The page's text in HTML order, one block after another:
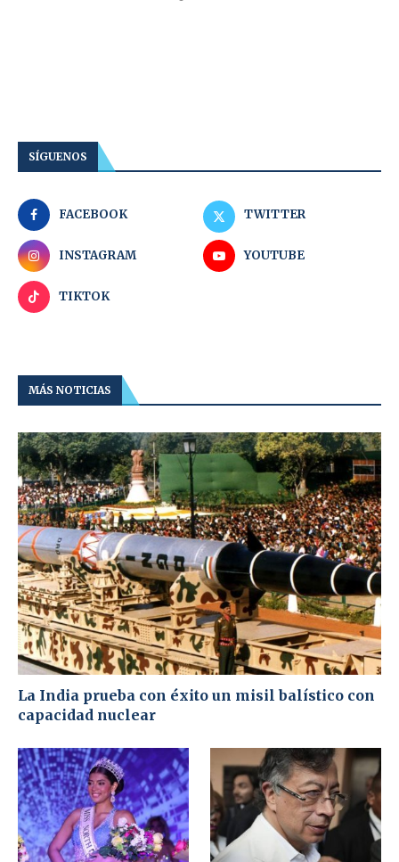
SÍGUENOS
FACEBOOK TWITTER
INSTAGRAM YOUTUBE
TIKTOK
MÁS NOTICIAS
La India prueba con éxito un misil balístico con
capacidad nuclear